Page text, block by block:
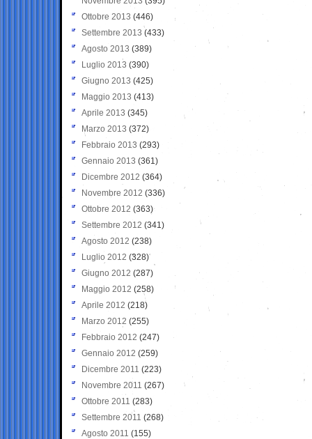
Ottobre 2013 (446)
Settembre 2013 (433)
Agosto 2013 (389)
Luglio 2013 (390)
Giugno 2013 (425)
Maggio 2013 (413)
Aprile 2013 (345)
Marzo 2013 (372)
Febbraio 2013 (293)
Gennaio 2013 (361)
Dicembre 2012 (364)
Novembre 2012 (336)
Ottobre 2012 (363)
Settembre 2012 (341)
Agosto 2012 (238)
Luglio 2012 (328)
Giugno 2012 (287)
Maggio 2012 (258)
Aprile 2012 (218)
Marzo 2012 (255)
Febbraio 2012 (247)
Gennaio 2012 (259)
Dicembre 2011 (223)
Novembre 2011 (267)
Ottobre 2011 (283)
Settembre 2011 (268)
Agosto 2011 (155)